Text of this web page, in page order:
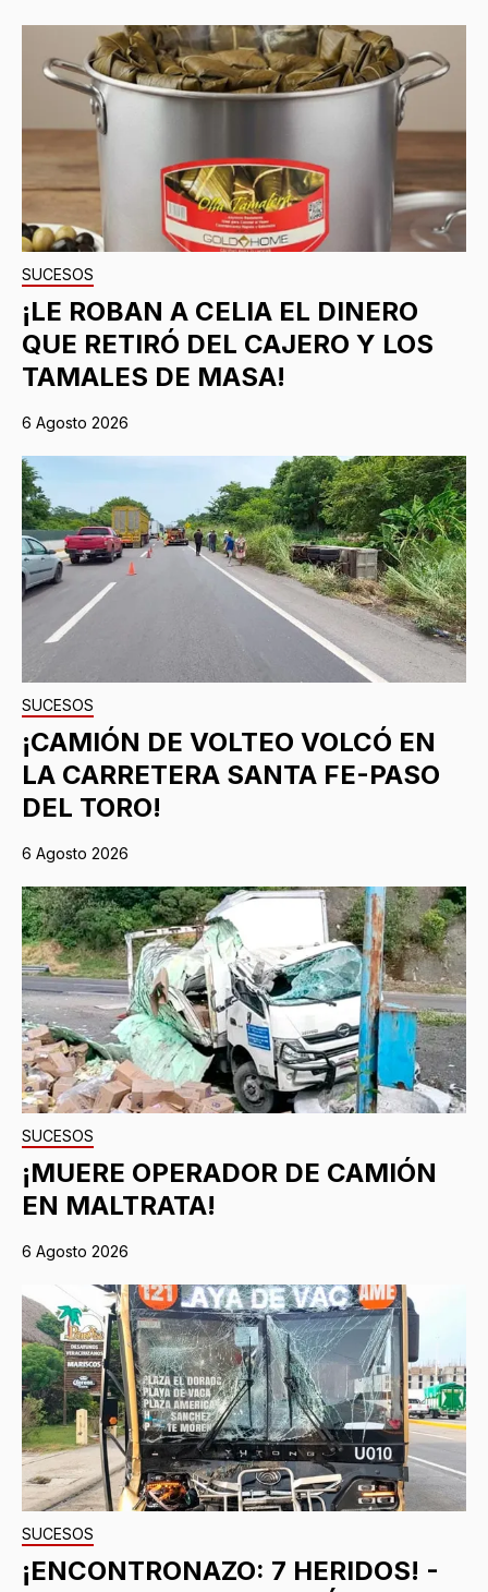
SUCESOS
¡LE ROBAN A CELIA EL DINERO
QUE RETIRÓ DEL CAJERO Y LOS
TAMALES DE MASA!
6 Agosto 2026
SUCESOS
¡CAMIÓN DE VOLTEO VOLCÓ EN
LA CARRETERA SANTA FE-PASO
DEL TORO!
6 Agosto 2026
SUCESOS
¡MUERE OPERADOR DE CAMIÓN
EN MALTRATA!
6 Agosto 2026
SUCESOS
¡ENCONTRONAZO: 7 HERIDOS! -